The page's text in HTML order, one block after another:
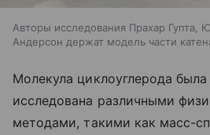
Авторы исследования Прахар Гупта,
Андерсон держат модель части
Молекула циклоуглерода была
исследована различными
методами, такими как масс-